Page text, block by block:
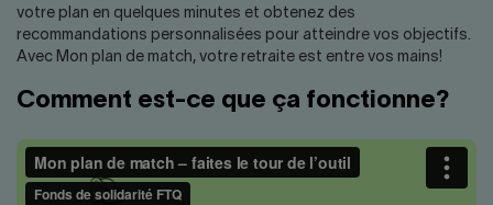
English
votre plan en quelques minutes et obtenez des
recommandations personnalisées pour atteindre vos objectifs.
Avec Mon plan de match, votre retraite est entre vos mains!
Comment est-ce que ça fonctionne?